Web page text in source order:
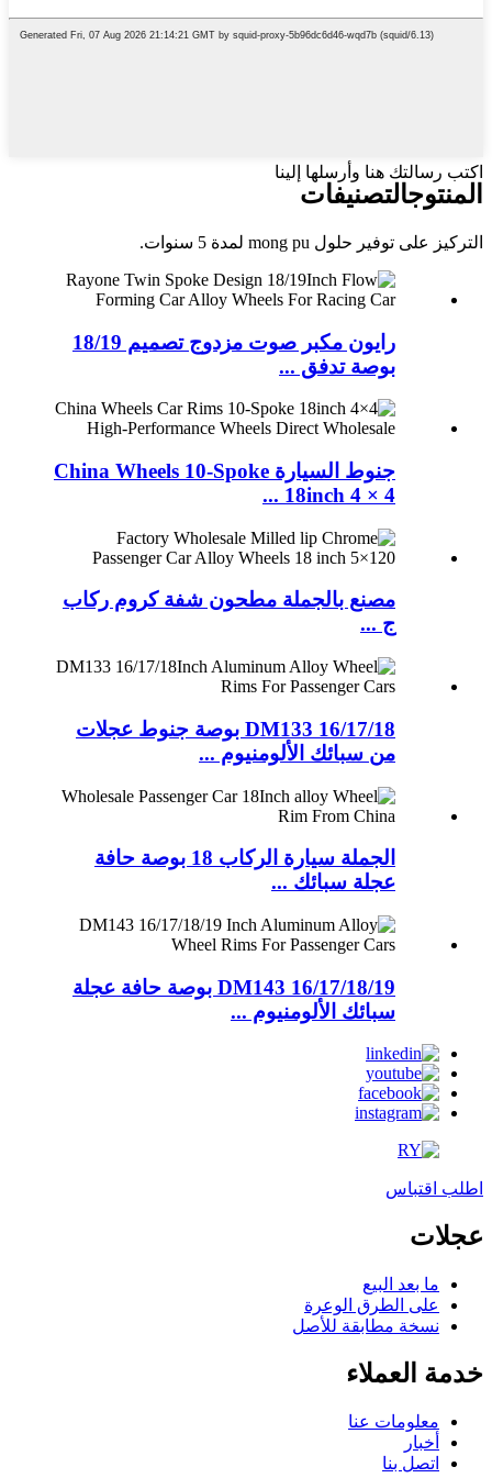
اكتب رسالتك هنا وأرسلها إلينا
المنتوجالتصنيفات
التركيز على توفير حلول mong pu لمدة 5 سنوات.
رايون مكبر صوت مزدوج تصميم 18/19
بوصة تدفق ...
جنوط السيارة China Wheels 10-Spoke
18inch 4 × 4 ...
مصنع بالجملة مطحون شفة كروم ركاب
ج ...
DM133 16/17/18 بوصة جنوط عجلات
من سبائك الألومنيوم ...
الجملة سيارة الركاب 18 بوصة حافة
عجلة سبائك ...
DM143 16/17/18/19 بوصة حافة عجلة
سبائك الألومنيوم ...
اطلب اقتباس
عجلات
ما بعد البيع
على الطرق الوعرة
نسخة مطابقة للأصل
خدمة العملاء
معلومات عنا
أخبار
اتصل بنا